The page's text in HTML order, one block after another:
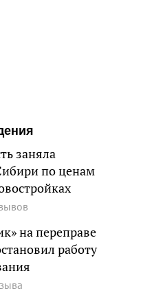
заняла
по ценам
на переправе
работу